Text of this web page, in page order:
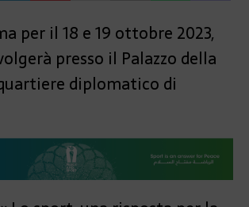
per il 18 e 19 ottobre 2023,
presso il Palazzo della
diplomatico di